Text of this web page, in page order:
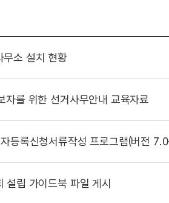
무소 설치 현황
자를 위한 선거사무안내 교육자료
류작성 프로그램(버전 7.07) 및 사용자설명서 재게시
설립 가이드북 파일 게시